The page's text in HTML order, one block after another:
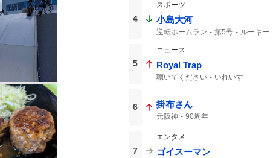
4
スポーツ
小島大河
逆転ホームラン 第5号
ルーキー
5
ニュース
Royal Trap
聴いてください いれいす
6 掛布さん
元阪神 90周年
7
エンタメ
ゴイスーマン